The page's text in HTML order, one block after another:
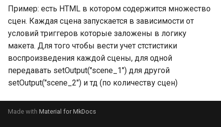
Пример: есть HTML в котором содержится множество
сцен. Каждая сцена запускается в зависимости от
условий триггеров которые заложены в логику
макета. Для того чтобы вести учет стстистики
воспроизведения каждой сцены, для одной
передавать setOutput("scene_1") для другой
setOutput("scene_2") и тд (по количеству сцен)
Made with Material for MkDocs